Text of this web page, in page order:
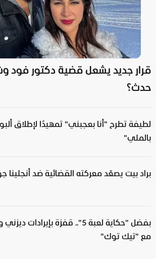
قرار جديد يشعل قضية دكتور فود
حدث؟
لطيفة تطرح "أنا بعجبني" تمهيدًا لإطلاق
بالملي"
براد بيت يصعّد معركته القضائية ضد أنجلينا
بفضل "حكاية لعبة 5".. قفزة
مع "تيك توك"